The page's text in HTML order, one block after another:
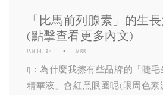
「比馬前列腺素」的生
(點擊查看更多內文)
JAN 14, 24 MRR
Q：為什麼我擦有些品牌的「睫
精華液」會紅黑眼圈呢(眼周色素